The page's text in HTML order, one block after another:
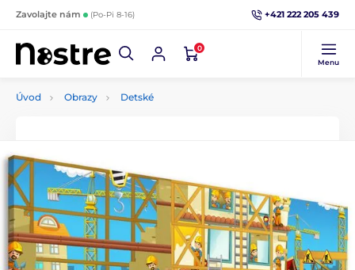
Zavolajte nám (Po-Pi 8-16) +421 222 205 439
0
Menu
Úvod Obrazy Detské